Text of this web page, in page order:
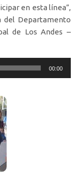
en esta línea”,
del Departamento
de Los Andes –
00:00